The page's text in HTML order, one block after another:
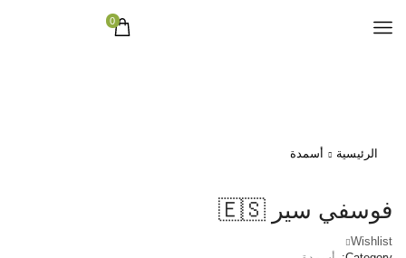
0
الرئيسية أسمدة
فوسفي سير 🇪🇸
Wishlist